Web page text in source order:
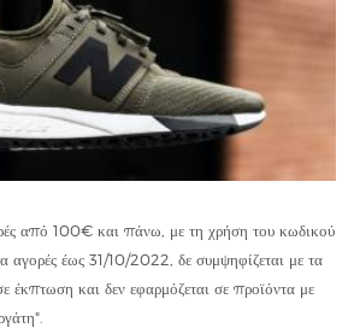
από 100€ και πάνω, με τη χρήση του κωδικού
αγορές έως 31/10/2022, δε συμψηφίζεται με τα
έκπτωση και δεν εφαρμόζεται σε προϊόντα με